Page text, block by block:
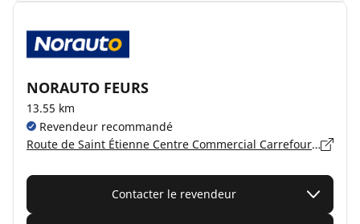
NORAUTO FEURS
13.55 km
Revendeur recommandé
Route de Saint Étienne Centre Commercial Carrefour, 42110 FEURS
Contacter le revendeur